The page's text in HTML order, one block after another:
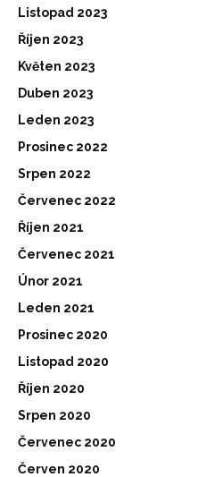
Listopad 2023
Říjen 2023
Květen 2023
Duben 2023
Leden 2023
Prosinec 2022
Srpen 2022
Červenec 2022
Říjen 2021
Červenec 2021
Únor 2021
Leden 2021
Prosinec 2020
Listopad 2020
Říjen 2020
Srpen 2020
Červenec 2020
Červen 2020